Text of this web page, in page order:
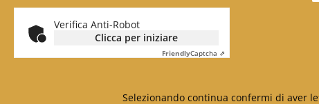
Verifica Anti-Robot
Clicca per iniziare
FriendlyCaptcha ⇗
Selezionando continua confermi di aver